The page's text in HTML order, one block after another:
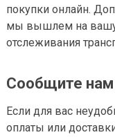
покупки онлайн.
мы вышлем на вашу
отслеживания
Сообщите нам
Если для вас
оплаты или